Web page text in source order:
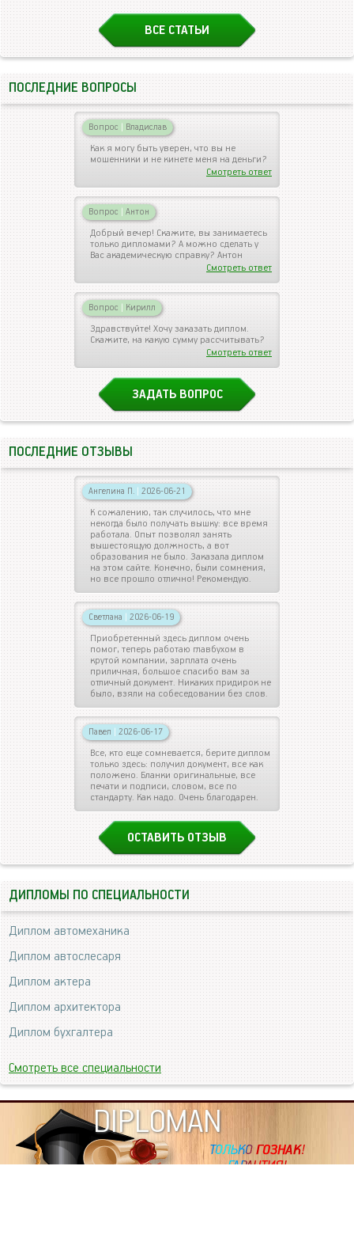
ВСЕ СТАТЬИ
ПОСЛЕДНИЕ ВОПРОСЫ
Вопрос | Владислав
Как я могу быть уверен, что вы не
мошенники и не кинете меня на деньги?
Смотреть ответ
Вопрос | Антон
Добрый вечер! Скажите, вы занимаетесь
только дипломами? А можно сделать у
Вас академическую справку? Антон
Смотреть ответ
Вопрос | Кирилл
Здравствуйте! Хочу заказать диплом.
Скажите, на какую сумму рассчитывать?
Смотреть ответ
ЗАДАТЬ ВОПРОС
ПОСЛЕДНИЕ ОТЗЫВЫ
Ангелина П. | 2026-06-21
К сожалению, так случилось, что мне
некогда было получать вышку: все время
работала. Опыт позволял занять
вышестоящую должность, а вот
образования не было. Заказала диплом
на этом сайте. Конечно, были сомнения,
но все прошло отлично! Рекомендую.
Светлана | 2026-06-19
Приобретенный здесь диплом очень
помог, теперь работаю главбухом в
крутой компании, зарплата очень
приличная, большое спасибо вам за
отличный документ. Никаких придирок не
было, взяли на собеседовании без слов.
Павел | 2026-06-17
Все, кто еще сомневается, берите диплом
только здесь: получил документ, все как
положено. Бланки оригинальные, все
печати и подписи, словом, все по
стандарту. Как надо. Очень благодарен.
ОСТАВИТЬ ОТЗЫВ
ДИПЛОМЫ ПО СПЕЦИАЛЬНОСТИ
Диплом автомеханика
Диплом автослесаря
Диплом актера
Диплом архитектора
Диплом бухгалтера
Смотреть все специальности
DIPLOMAN